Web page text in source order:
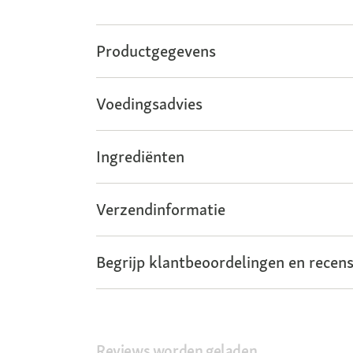
Productgegevens
Voedingsadvies
Ingrediënten
Verzendinformatie
Begrijp klantbeoordelingen en